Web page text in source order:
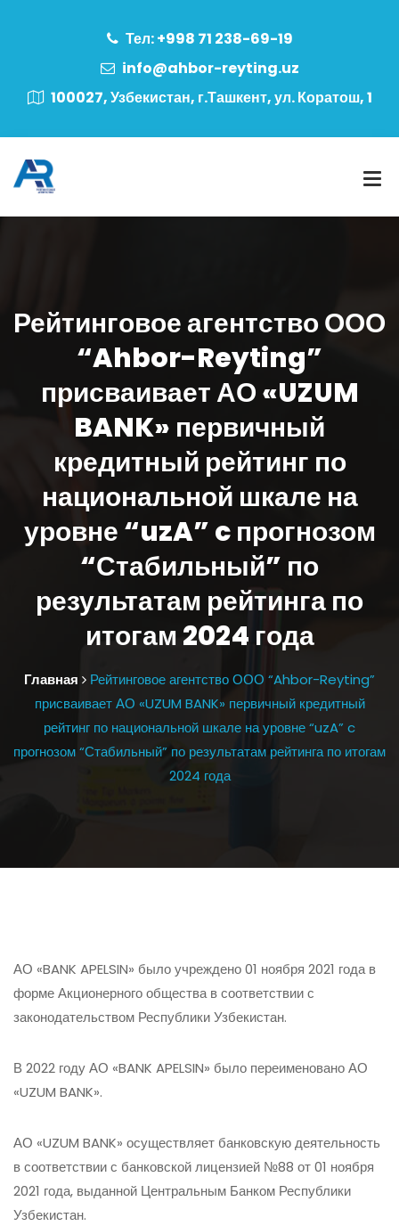
Тел: +998 71 238-69-19
info@ahbor-reyting.uz
100027, Узбекистан, г.Ташкент, ул. Коратош, 1
Рейтинговое агентство ООО
“Ahbor-Reyting”
присваивает АО «UZUM
BANK» первичный
кредитный рейтинг по
национальной шкале на
уровне “uzA” c прогнозом
“Стабильный” по
результатам рейтинга по
итогам 2024 года
Главная
Рейтинговое агентство ООО “Ahbor-Reyting”
присваивает АО «UZUM BANK» первичный кредитный
рейтинг по национальной шкале на уровне “uzA” c
прогнозом “Стабильный” по результатам рейтинга по итогам
2024 года
АО «BANK APELSIN» было учреждено 01 ноября 2021 года в
форме Акционерного общества в соответствии с
законодательством Республики Узбекистан.
В 2022 году АО «BANK APELSIN» было переименовано АО
«UZUM BANK».
АО «UZUM BANK» осуществляет банковскую деятельность
в соответствии с банковской лицензией №88 от 01 ноября
2021 года, выданной Центральным Банком Республики
Узбекистан.